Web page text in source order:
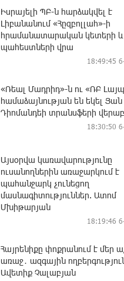
Իսրայելի ՊԲ-ն հարձակվել է
Լիբանանում «Հըզբոլլահ»-ի
հրամանատարական կետերի և
պահեստների վրա
18:49:45
«Ռեալ Մադրիդ»-ն ու «ՌԲ
համաձայնության են եկել Յան
Դիոմանդեի տրանսֆերի
18:30:50
Այսօրվա կառավարությունը
ուսանողներին առաջարկում է
պահանջարկ չունեցող
մասնագիտություններ. Ատոմ
Մխիթարյան
18:19:46
Հայրենիքը փոքրանում է մեր
առաջ․ ազգային
Ավետիք Չալաբյան